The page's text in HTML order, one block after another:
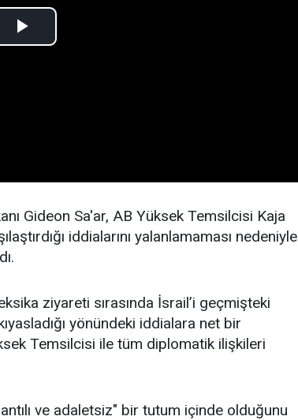
Gideon Sa'ar, AB Yüksek Temsilcisi Kaja
iddialarını yalanlamaması nedeniyle
ziyareti sırasında İsrail’i geçmişteki
yönündeki iddialara net bir
Temsilcisi ile tüm diplomatik ilişkileri
ve adaletsiz" bir tutum içinde olduğunu